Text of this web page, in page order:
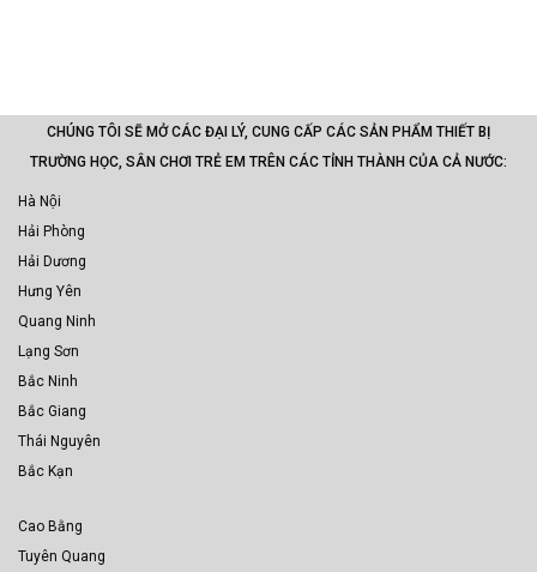
CHÚNG TÔI SẼ MỞ CÁC ĐẠI LÝ, CUNG CẤP CÁC SẢN PHẨM THIẾT BỊ
TRƯỜNG HỌC, SÂN CHƠI TRẺ EM TRÊN CÁC TỈNH THÀNH CỦA CẢ NƯỚC:
Hà Nội
Hải Phòng
Hải Dương
Hưng Yên
Quang Ninh
Lạng Sơn
Bắc Ninh
Bắc Giang
Thái Nguyên
Bắc Kạn
Cao Bằng
Tuyên Quang